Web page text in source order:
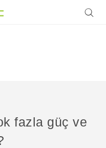
fazla güç ve